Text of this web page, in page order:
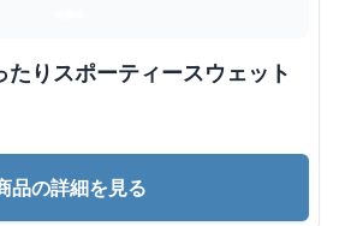
品の詳細を見る